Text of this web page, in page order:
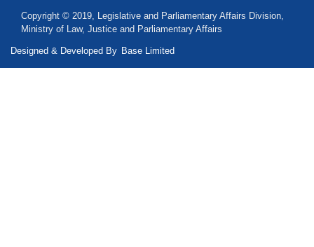
Copyright © 2019, Legislative and Parliamentary Affairs Division,
Ministry of Law, Justice and Parliamentary Affairs
Designed & Developed By Base Limited